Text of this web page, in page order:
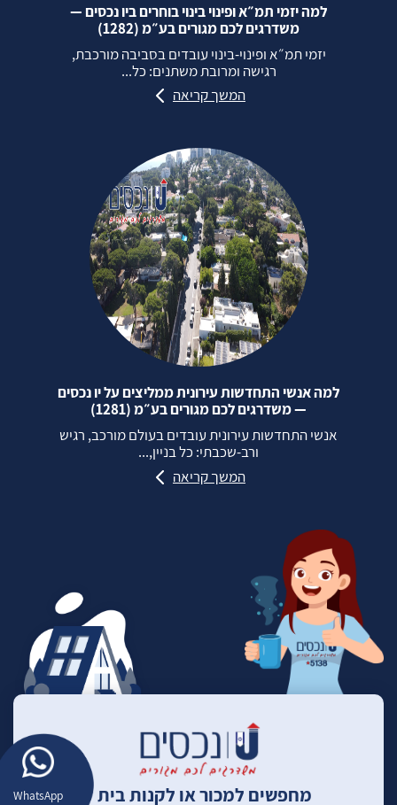
WhatsApp
למה יזמי תמ״א ופינוי בינוי בוחרים ביו נכסים —
משדרגים לכם מגורים בע״מ (1282)
יזמי תמ״א ופינוי‑בינוי עובדים בסביבה מורכבת,
רגישה ומרובת משתנים: כל...
המשך קריאה
למה אנשי התחדשות עירונית ממליצים על יו נכסים
— משדרגים לכם מגורים בע״מ (1281)
אנשי התחדשות עירונית עובדים בעולם מורכב, רגיש
ורב‑שכבתי: כל בניין,...
המשך קריאה
מחפשים למכור או לקנות בית ?